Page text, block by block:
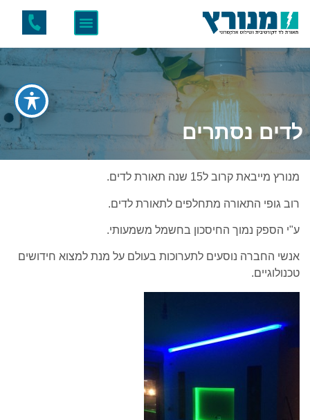
לדים נסתרים
מנורץ מייבאת קרוב ל15 שנה תאורת לדים.
רוב גופי התאורה מתחלפים לתאורת לדים.
ע"י הספק נמוך החיסכון בחשמל משמעותי.
אנשי החברה נוסעים לתערוכות בעולם על מנת למצוא חידושים
טכנולוגיים.